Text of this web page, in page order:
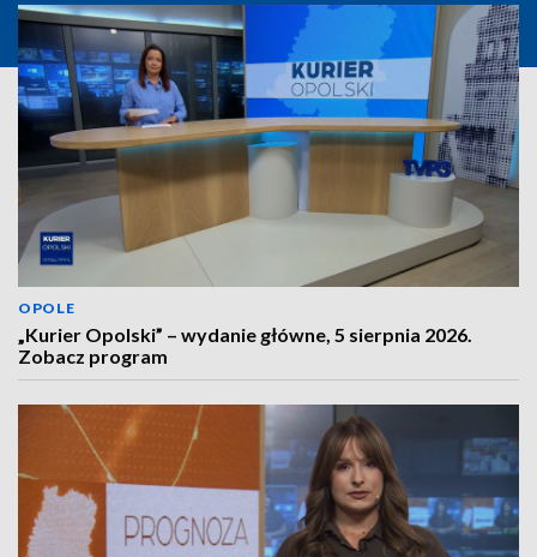
OPOLE
„Kurier Opolski” – wydanie główne, 5 sierpnia 2026.
Zobacz program